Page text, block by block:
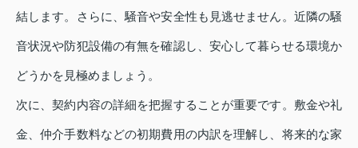
結します。さらに、騒音や安全性も見逃せません。近隣の騒
音状況や防犯設備の有無を確認し、安心して暮らせる環境か
どうかを見極めましょう。
次に、契約内容の詳細を把握することが重要です。敷金や礼
金、仲介手数料などの初期費用の内訳を理解し、将来的な家